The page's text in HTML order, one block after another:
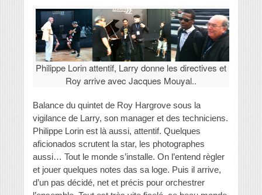
Philippe Lorin attentif, Larry donne les directives et
Roy arrive avec Jacques Mouyal..
Balance du quintet de Roy Hargrove sous la
vigilance de Larry, son manager et des techniciens.
Philippe Lorin est là aussi, attentif. Quelques
aficionados scrutent la star, les photographes
aussi… Tout le monde s’installe. On l’entend règler
et jouer quelques notes das sa loge. Puis il arrive,
d’un pas décidé, net et précis pour orchestrer